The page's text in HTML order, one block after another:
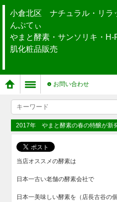
小倉北区 ナチュラル・リ
んぷてぃ
やまと酵素・サンソリキ・
肌化粧品販売
お問い合わせ
2017年 やまと酵素の春の特醸が新
当店オススメの酵素は
日本一古い老舗の酵素会社で
日本一美味しい酵素を（店長古谷の